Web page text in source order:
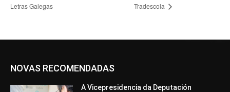
Letras Galegas
Tradescola
NOVAS RECOMENDADAS
A Vicepresidencia da Deputación